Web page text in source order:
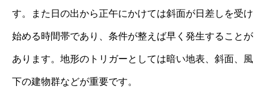
す。また日の出から正午にかけては斜面が日差しを受け
始める時間帯であり、条件が整えば早く発生することが
あります。地形のトリガーとしては暗い地表、斜面、風
下の建物群などが重要です。